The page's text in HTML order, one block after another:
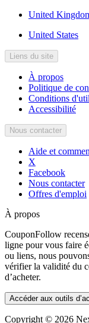
United
United States
Liens du site
À propos
Politique de
Conditions
Accessibilité
Nous contacter
Aide et
X
Facebook
Nous contacter
Offres d'emploi
À propos
CouponFollow
ligne pour vous faire
ou liens, nous
vérifier la validité du
d’acheter.
Accéder aux outils
Copyright © 2026